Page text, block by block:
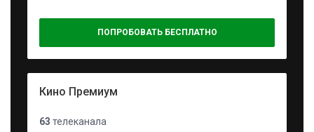
ПОПРОБОВАТЬ БЕСПЛАТНО
Кино Премиум
63 телеканала